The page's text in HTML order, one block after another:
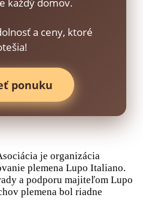
každý domov.
a ceny, ktoré
ponuku
je organizácia
plemena Lupo Italiano.
a podporu majiteľom Lupo
plemena bol riadne